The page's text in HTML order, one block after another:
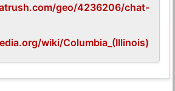
geo/4236206/chat-
wiki/Columbia_(Illinois)